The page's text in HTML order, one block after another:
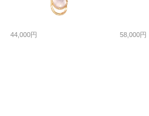
44,000円 58,000円